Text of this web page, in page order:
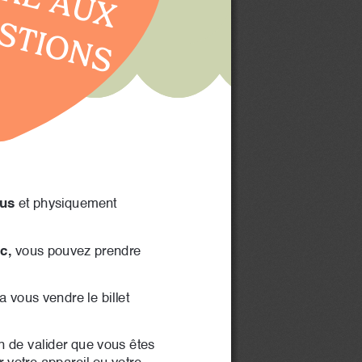
et physiquement
vous pouvez prendre
vous vendre le billet
de valider que vous êtes